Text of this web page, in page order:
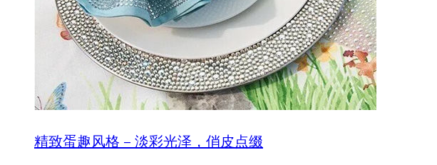
精致蛋趣风格 – 淡彩光泽，俏皮点缀